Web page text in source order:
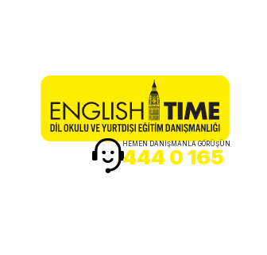
HEMEN DANIŞMANLA GÖRÜŞÜN
444 0 165